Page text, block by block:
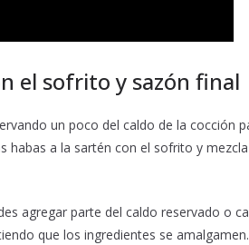
el sofrito y sazón final
un poco del caldo de la cocción
habas a la sartén con el sofrito y
agregar parte del caldo reservado o
que los ingredientes se